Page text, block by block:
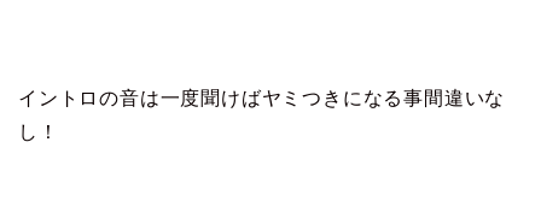
イントロの音は一度聞けばヤミつきになる事間違いな
し！